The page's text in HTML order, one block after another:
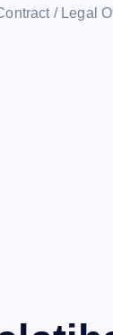
/ Legal